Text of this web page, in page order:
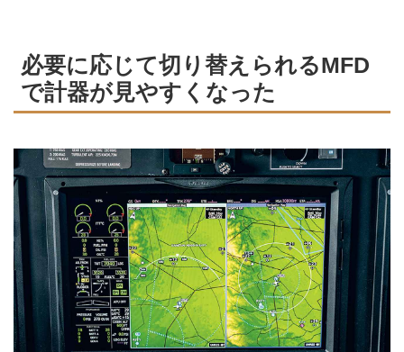
必要に応じて切り替えられるMFD
で計器が見やすくなった